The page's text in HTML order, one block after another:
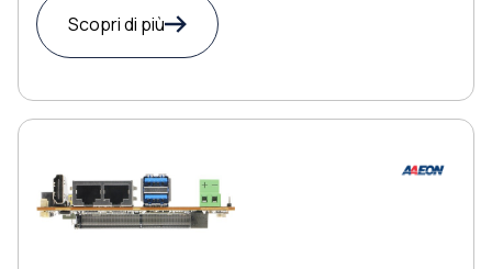
Scopri di più